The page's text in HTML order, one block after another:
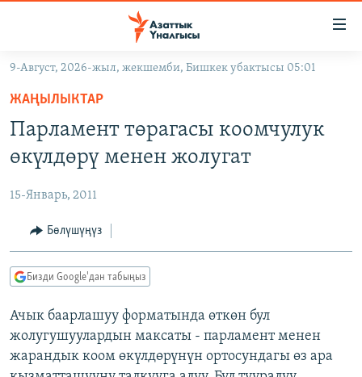
Навигацияга
өтүңүз
Издөөгө
салыңызКЫРГЫЗСТАН
ЭКОНОМИКА
МАДАНИЯТ
ДҮЙНӨ
БОРБОР АЗИЯ
УКРАИНА
АТАЙЫН ИЛИКТӨӨ
ТВ ПРОГРАММАЛАР
ЭКСПЕРТТЕР ТАЛДАЙТ
БИЗ ЖАНА ДҮЙНӨ
ДАНИСТЕ
ӨЗГӨЧӨ ПИКИР
Русский
9-Август, 2026-жыл, жекшемби, Бишкек убактысы 05:01
ЖАҢЫЛЫКТАР
Парламент төрагасы коомчулук
өкүлдөрү менен жолугат
15-Январь, 2011
Бөлүшүңүз
Бизди Google'дан табыңыз
Ачык баарлашуу форматында өткөн бул
жолугушуулардын максаты - парламент менен
жарандык коом өкүлдөрүнүн ортосундагы өз ара